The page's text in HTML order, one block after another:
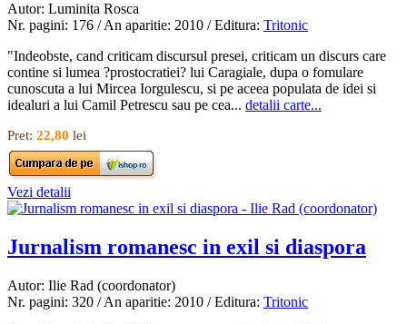
Autor: Luminita Rosca
Nr. pagini: 176 / An aparitie: 2010 / Editura: Tritonic
"Indeobste, cand criticam discursul presei, criticam un discurs care
contine si lumea ?prostocratiei? lui Caragiale, dupa o fomulare
cunoscuta a lui Mircea Iorgulescu, si pe aceea populata de idei si
idealuri a lui Camil Petrescu sau pe cea... detalii carte...
Pret: 22,80 lei
Vezi detalii
Jurnalism romanesc in exil si diaspora
Autor: Ilie Rad (coordonator)
Nr. pagini: 320 / An aparitie: 2010 / Editura: Tritonic